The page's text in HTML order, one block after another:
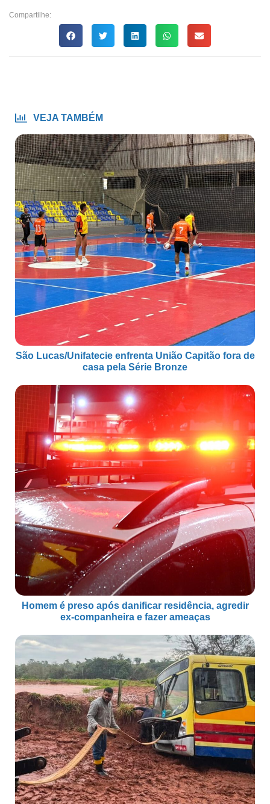
Compartilhe:
VEJA TAMBÉM
São Lucas/Unifatecie enfrenta União Capitão fora de
casa pela Série Bronze
Homem é preso após danificar residência, agredir
ex-companheira e fazer ameaças